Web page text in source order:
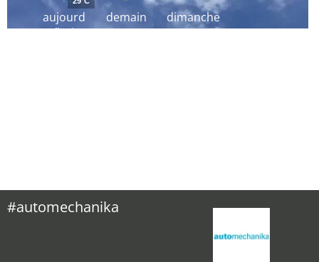
aujourd
´hui
demain dimanche
#automechanika